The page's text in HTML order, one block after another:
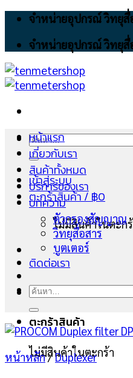
Skip
content
จำหน่ายอุปกรณ์ วิทยุสื่
จำหน่ายอุปกรณ์ วิทยุสื่
ค้นหา:
เข้าสู่ระบบ
ตะกร้าสินค้า /฿0
ไม่มีสินค้าในตะก
ตะกร้าสินค้า
ไม่มีสินค้าในตะกร้า
หน้าแรก
เกี่ยวกับเรา
สินค้าทั้งหมด
บริการของเรา
บทความ
ตัวกรองสัญญาณ
วิทยุสื่อสาร
บูตเตอร์
ติดต่อเรา
ค้นหา:
หน้าหลัก/Duplexer